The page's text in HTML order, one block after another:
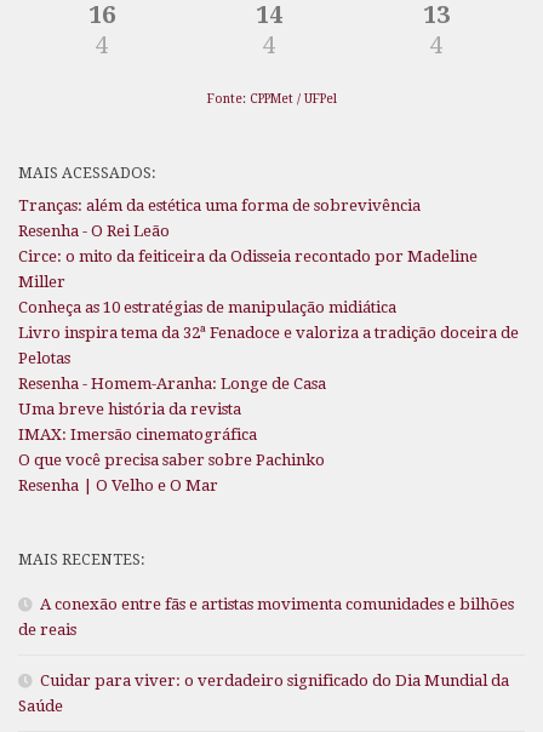
16
4
14
4
13
4
Fonte: CPPMet / UFPel
MAIS ACESSADOS:
Tranças: além da estética uma forma de sobrevivência
Resenha - O Rei Leão
Circe: o mito da feiticeira da Odisseia recontado por Madeline
Miller
Conheça as 10 estratégias de manipulação midiática
Livro inspira tema da 32ª Fenadoce e valoriza a tradição doceira de
Pelotas
Resenha - Homem-Aranha: Longe de Casa
Uma breve história da revista
IMAX: Imersão cinematográfica
O que você precisa saber sobre Pachinko
Resenha | O Velho e O Mar
MAIS RECENTES:
A conexão entre fãs e artistas movimenta comunidades e bilhões
de reais
Cuidar para viver: o verdadeiro significado do Dia Mundial da
Saúde